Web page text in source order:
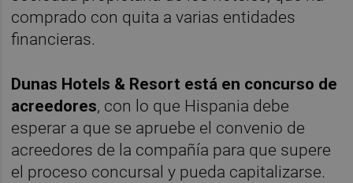
comprado con quita a varias entidades
financieras.
Dunas Hotels & Resort está en concurso de
acreedores, con lo que Hispania debe
esperar a que se apruebe el convenio de
acreedores de la compañía para que supere
el proceso concursal y pueda capitalizarse.